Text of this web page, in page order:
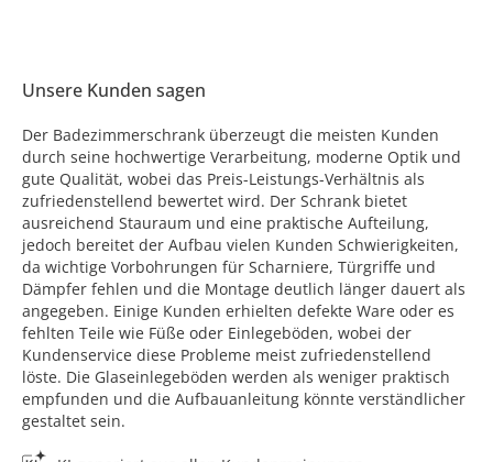
Unsere Kunden sagen
Der Badezimmerschrank überzeugt die meisten Kunden
durch seine hochwertige Verarbeitung, moderne Optik und
gute Qualität, wobei das Preis-Leistungs-Verhältnis als
zufriedenstellend bewertet wird. Der Schrank bietet
ausreichend Stauraum und eine praktische Aufteilung,
jedoch bereitet der Aufbau vielen Kunden Schwierigkeiten,
da wichtige Vorbohrungen für Scharniere, Türgriffe und
Dämpfer fehlen und die Montage deutlich länger dauert als
angegeben. Einige Kunden erhielten defekte Ware oder es
fehlten Teile wie Füße oder Einlegeböden, wobei der
Kundenservice diese Probleme meist zufriedenstellend
löste. Die Glaseinlegeböden werden als weniger praktisch
empfunden und die Aufbauanleitung könnte verständlicher
gestaltet sein.